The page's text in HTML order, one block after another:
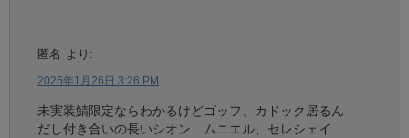
匿名 より:
2026年1月26日 3:26 PM
未実装鯖限定ならわかるけどゴッフ、カドック居るん
だし付き合いの長いシオン、ムニエル、セレシェイ